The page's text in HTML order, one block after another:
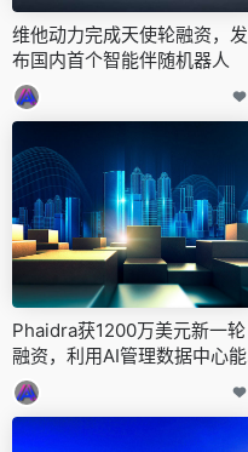
维他动力完成天使轮融资，发
布国内首个智能伴随机器人
Phaidra获1200万美元新一轮
融资，利用AI管理数据中心能
源消耗